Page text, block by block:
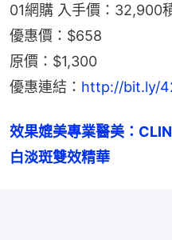
01網購 入手價：32,900
優惠價：$658
原價：$1,300
優惠連結： http://bit.ly/
效果媲美專業醫美：
白淡斑雙效精華